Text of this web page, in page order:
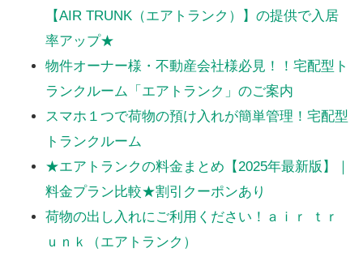
【AIR TRUNK（エアトランク）】の提供で入居
率アップ★
物件オーナー様・不動産会社様必見！！宅配型ト
ランクルーム「エアトランク」のご案内
スマホ１つで荷物の預け入れが簡単管理！宅配型
トランクルーム
★エアトランクの料金まとめ【2025年最新版】｜
料金プラン比較★割引クーポンあり
荷物の出し入れにご利用ください！ａｉｒ ｔｒ
ｕｎｋ（エアトランク）